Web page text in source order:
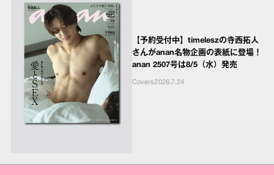
【予約受付中】timeleszの寺西拓人
さんがanan名物企画の表紙に登場！
anan 2507号は8/5（水）発売
Covers2026.7.24